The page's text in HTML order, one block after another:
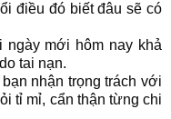
điều đó biết đâu sẽ có
mới hôm nay khả
tai nạn.
nhận trọng trách với
tỉ mỉ, cẩn thận từng chi